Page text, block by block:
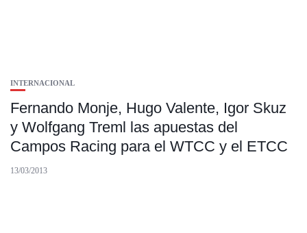
INTERNACIONAL
Fernando Monje, Hugo Valente, Igor Skuz
y Wolfgang Treml las apuestas del
Campos Racing para el WTCC y el ETCC
13/03/2013